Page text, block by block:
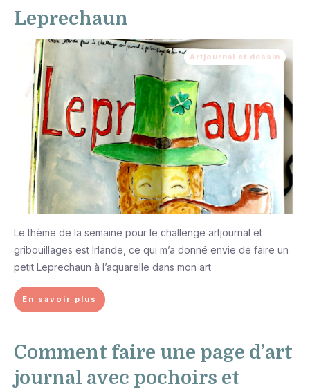
Leprechaun
Artjournal et dessin
Le thème de la semaine pour le challenge artjournal et
gribouillages est Irlande, ce qui m’a donné envie de faire un
petit Leprechaun à l’aquarelle dans mon art
En savoir plus
Comment faire une page d’art
journal avec pochoirs et